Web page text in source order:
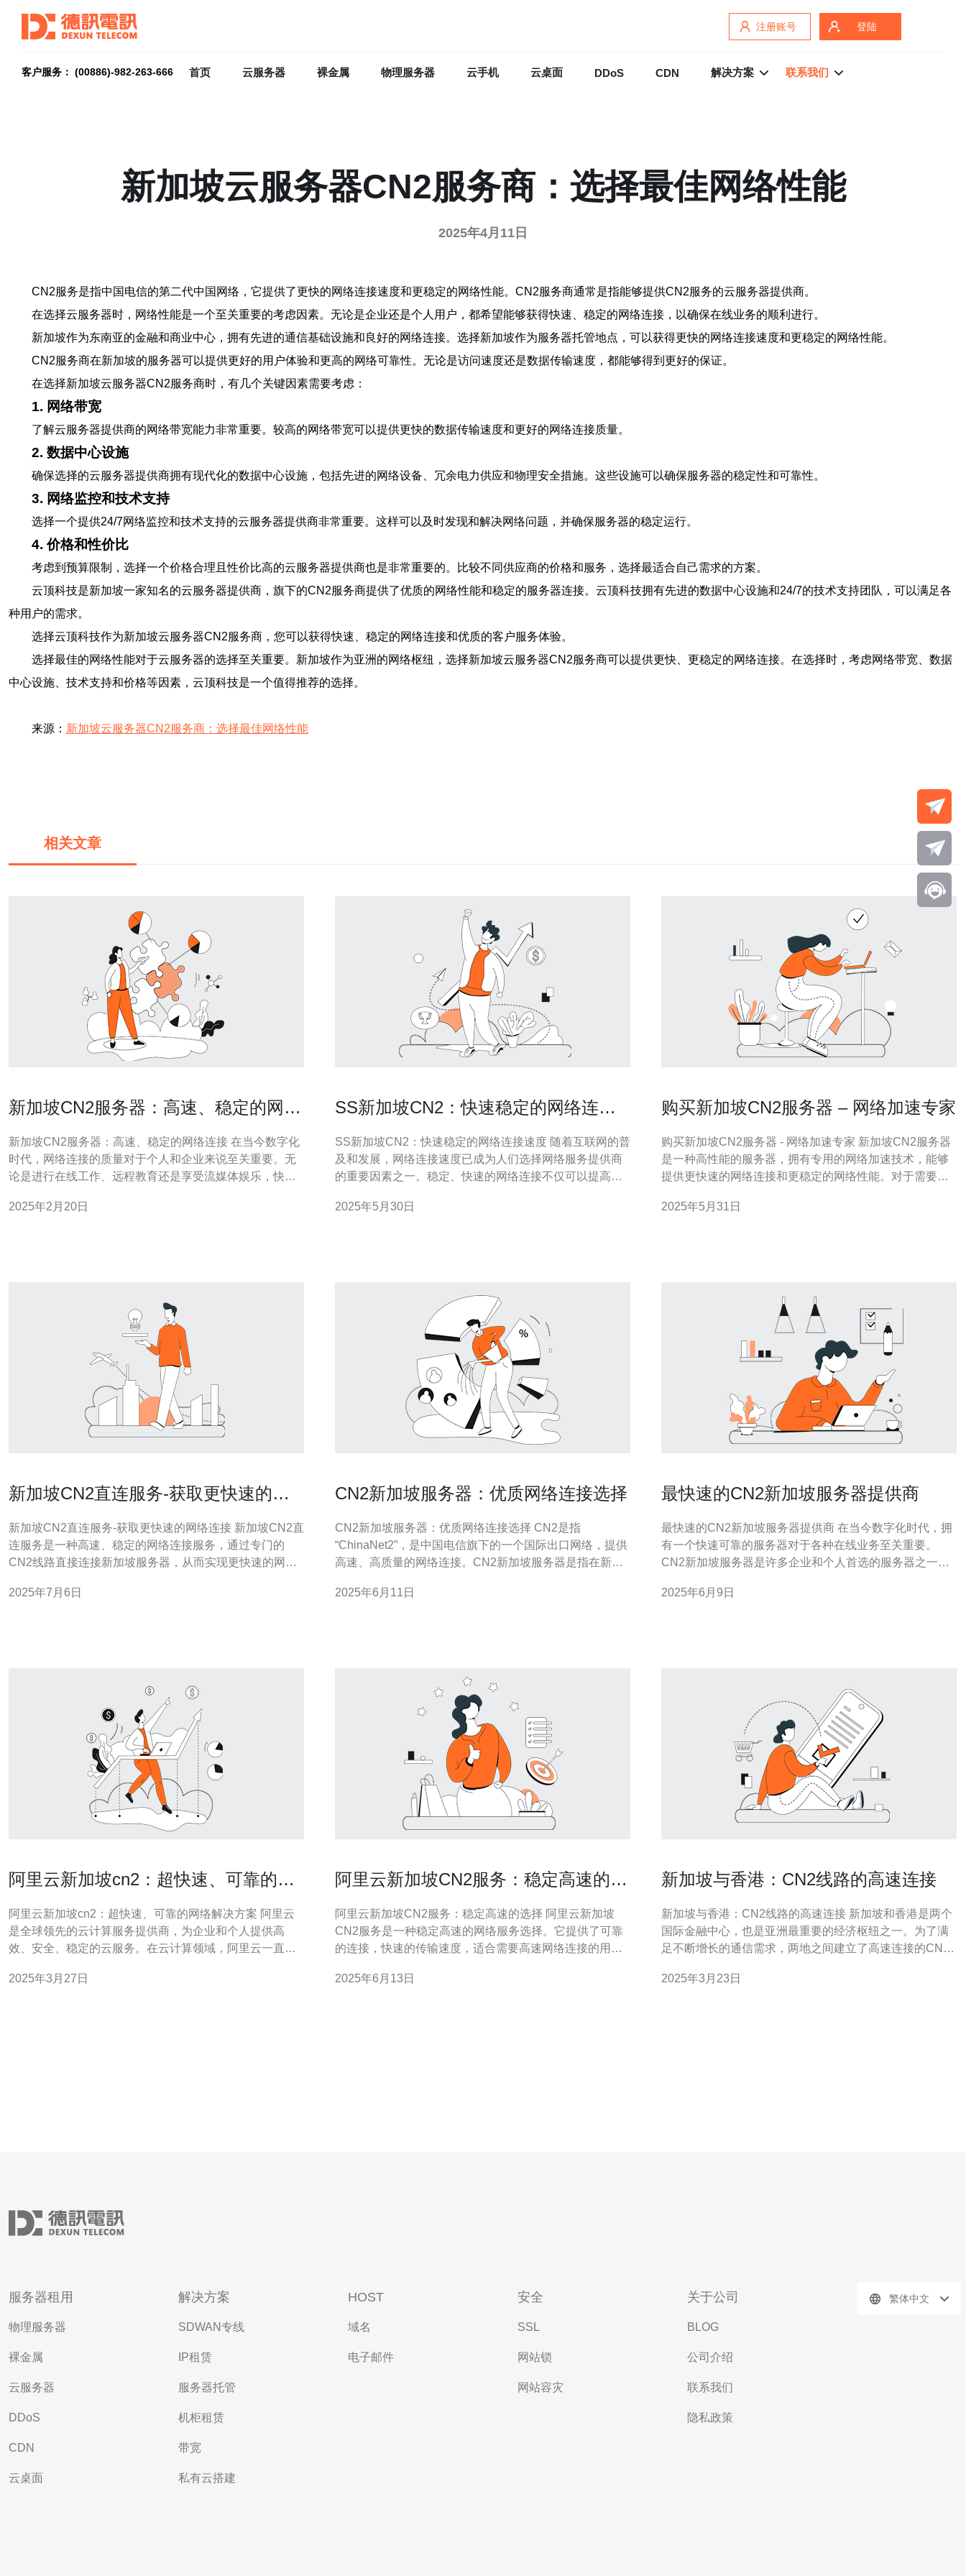
注册账号 登陆
客户服务： (00886)-982-263-666 首页 云服务器 裸金属 物理服务器 云手机 云桌面 DDoS CDN 解决方案 联系我们
新加坡云服务器CN2服务商：选择最佳网络性能
2025年4月11日
CN2服务是指中国电信的第二代中国网络，它提供了更快的网络连接速度和更稳定的网络性能。CN2服务商通常是指能够提供CN2服务的云服务器提供商。
在选择云服务器时，网络性能是一个至关重要的考虑因素。无论是企业还是个人用户，都希望能够获得快速、稳定的网络连接，以确保在线业务的顺利进行。
新加坡作为东南亚的金融和商业中心，拥有先进的通信基础设施和良好的网络连接。选择新加坡作为服务器托管地点，可以获得更快的网络连接速度和更稳定的网络性能。
CN2服务商在新加坡的服务器可以提供更好的用户体验和更高的网络可靠性。无论是访问速度还是数据传输速度，都能够得到更好的保证。
在选择新加坡云服务器CN2服务商时，有几个关键因素需要考虑：
1. 网络带宽
了解云服务器提供商的网络带宽能力非常重要。较高的网络带宽可以提供更快的数据传输速度和更好的网络连接质量。
2. 数据中心设施
确保选择的云服务器提供商拥有现代化的数据中心设施，包括先进的网络设备、冗余电力供应和物理安全措施。这些设施可以确保服务器的稳定性和可靠性。
3. 网络监控和技术支持
选择一个提供24/7网络监控和技术支持的云服务器提供商非常重要。这样可以及时发现和解决网络问题，并确保服务器的稳定运行。
4. 价格和性价比
考虑到预算限制，选择一个价格合理且性价比高的云服务器提供商也是非常重要的。比较不同供应商的价格和服务，选择最适合自己需求的方案。
云顶科技是新加坡一家知名的云服务器提供商，旗下的CN2服务商提供了优质的网络性能和稳定的服务器连接。云顶科技拥有先进的数据中心设施和24/7的技术支持团队，可以满足各
种用户的需求。
选择云顶科技作为新加坡云服务器CN2服务商，您可以获得快速、稳定的网络连接和优质的客户服务体验。
选择最佳的网络性能对于云服务器的选择至关重要。新加坡作为亚洲的网络枢纽，选择新加坡云服务器CN2服务商可以提供更快、更稳定的网络连接。在选择时，考虑网络带宽、数据
中心设施、技术支持和价格等因素，云顶科技是一个值得推荐的选择。
来源： 新加坡云服务器CN2服务商：选择最佳网络性能
相关文章
新加坡CN2服务器：高速、稳定的网络
新加坡CN2服务器：高速、稳定的网络连接 在当今数字化
时代，网络连接的质量对于个人和企业来说至关重要。无
论是进行在线工作、远程教育还是享受流媒体娱乐，快速
务器，以其卓越的性能和可靠性，成为用户的首选。 新加
2025年2月20日
SS新加坡CN2：快速稳定的网络连接
SS新加坡CN2：快速稳定的网络连接速度 随着互联网的普
及和发展，网络连接速度已成为人们选择网络服务提供商
的重要因素之一。稳定、快速的网络连接不仅可以提高用
其稳定、高速的特点备受用户青睐。 SS新加坡CN2网络服
2025年5月30日
购买新加坡CN2服务器 – 网络加速专家
购买新加坡CN2服务器 - 网络加速专家 新加坡CN2服务器
是一种高性能的服务器，拥有专用的网络加速技术，能够
提供更快速的网络连接和更稳定的网络性能。对于需要快
一个明智的选择。 新加坡CN2服务器具有以下几个优势：
2025年5月31日
新加坡CN2直连服务-获取更快速的网
新加坡CN2直连服务-获取更快速的网络连接 新加坡CN2直
连服务是一种高速、稳定的网络连接服务，通过专门的
CN2线路直接连接新加坡服务器，从而实现更快速的网络
更低的延迟和更高的带宽，适合对网络速度有要求的用
2025年7月6日
CN2新加坡服务器：优质网络连接选择
CN2新加坡服务器：优质网络连接选择 CN2是指
“ChinaNet2”，是中国电信旗下的一个国际出口网络，提供
高速、高质量的网络连接。CN2新加坡服务器是指在新加
2025年6月11日
最快速的CN2新加坡服务器提供商
最快速的CN2新加坡服务器提供商 在当今数字化时代，拥
有一个快速可靠的服务器对于各种在线业务至关重要。
CN2新加坡服务器是许多企业和个人首选的服务器之一，
用和服务。本文将介绍最快速的CN2新加坡服务器提供
2025年6月9日
阿里云新加坡cn2：超快速、可靠的网
阿里云新加坡cn2：超快速、可靠的网络解决方案 阿里云
是全球领先的云计算服务提供商，为企业和个人提供高
效、安全、稳定的云服务。在云计算领域，阿里云一直致
络解决方案以其超快速、可靠的特点备受用户青睐。 在云
2025年3月27日
阿里云新加坡CN2服务：稳定高速的选
阿里云新加坡CN2服务：稳定高速的选择 阿里云新加坡
CN2服务是一种稳定高速的网络服务选择。它提供了可靠
的连接，快速的传输速度，适合需要高速网络连接的用
性。通过优化网络架构和提供专用线路，确保用户可以获
2025年6月13日
新加坡与香港：CN2线路的高速连接
新加坡与香港：CN2线路的高速连接 新加坡和香港是两个
国际金融中心，也是亚洲最重要的经济枢纽之一。为了满
足不断增长的通信需求，两地之间建立了高速连接的CN2
和香港经济发展的影响。 CN2线路是一种高速、低延迟的
2025年3月23日
服务器租用
物理服务器
裸金属
云服务器
DDoS
CDN
云桌面
解决方案
SDWAN专线
IP租赁
服务器托管
机柜租赁
带宽
私有云搭建
HOST
域名
电子邮件
安全
SSL
网站锁
网站容灾
关于公司
BLOG
公司介绍
联系我们
隐私政策
繁体中文